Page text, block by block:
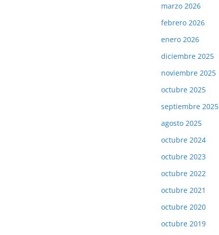
marzo 2026
febrero 2026
enero 2026
diciembre 2025
noviembre 2025
octubre 2025
septiembre 2025
agosto 2025
octubre 2024
octubre 2023
octubre 2022
octubre 2021
octubre 2020
octubre 2019